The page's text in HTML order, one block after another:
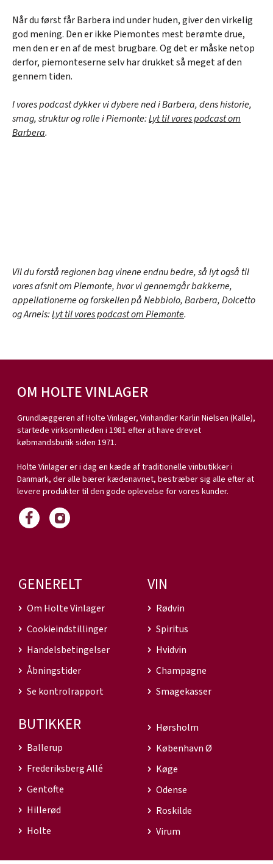
Når du først får Barbera ind under huden, giver den virkelig
god mening. Den er ikke Piemontes mest berømte drue,
men den er en af de mest brugbare. Og det er måske netop
derfor, piemonteserne selv har drukket så meget af den
gennem tiden.
I vores podcast dykker vi dybere ned i Barbera, dens historie,
smag, struktur og rolle i Piemonte:Lyt til vores podcast om
Barbera.
Vil du forstå regionen bag vinene endnu bedre, så lyt også til
vores afsnit om Piemonte, hvor vi gennemgår bakkerne,
appellationerne og forskellen på Nebbiolo, Barbera, Dolcetto
og Arneis:Lyt til vores podcast om Piemonte.
OM HOLTE VINLAGER
Grundlæggeren af Holte Vinlager, Vinhandler Karlin Nielsen (Kalle),
startede virksomheden i 1981 efter at have drevet
købmandsbutik siden 1971.
Holte Vinlager er i dag en kæde af traditionelle vinbutikker i
Danmark, der alle bærer kædenavnet, bestræber sig alle efter at
levere produkter til den gode oplevelse for vores kunder.
GENERELT
Om Holte Vinlager
Cookieindstillinger
Handelsbetingelser
Åbningstider
Se kontrolrapport
VIN
Rødvin
Spiritus
Hvidvin
Champagne
Smagekasser
BUTIKKER
Ballerup
Frederiksberg Allé
Gentofte
Hillerød
Holte
Hørsholm
København Ø
Køge
Odense
Roskilde
Virum